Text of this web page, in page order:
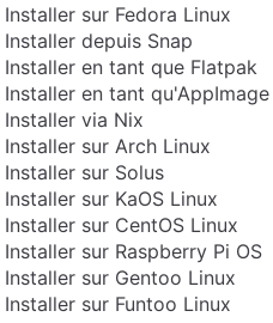
Installer sur Fedora Linux
Installer depuis Snap
Installer en tant que Flatpak
Installer en tant qu'AppImage
Installer via Nix
Installer sur Arch Linux
Installer sur Solus
Installer sur KaOS Linux
Installer sur CentOS Linux
Installer sur Raspberry Pi OS
Installer sur Gentoo Linux
Installer sur Funtoo Linux